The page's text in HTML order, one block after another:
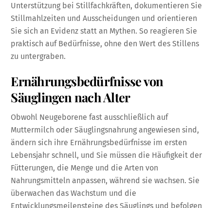
Unterstützung bei Stillfachkräften, dokumentieren Sie
Stillmahlzeiten und Ausscheidungen und orientieren
Sie sich an Evidenz statt an Mythen. So reagieren Sie
praktisch auf Bedürfnisse, ohne den Wert des Stillens
zu untergraben.
Ernährungsbedürfnisse von
Säuglingen nach Alter
Obwohl Neugeborene fast ausschließlich auf
Muttermilch oder Säuglingsnahrung angewiesen sind,
ändern sich ihre Ernährungsbedürfnisse im ersten
Lebensjahr schnell, und Sie müssen die Häufigkeit der
Fütterungen, die Menge und die Arten von
Nahrungsmitteln anpassen, während sie wachsen. Sie
überwachen das Wachstum und die
Entwicklungsmeilensteine des Säuglings und befolgen